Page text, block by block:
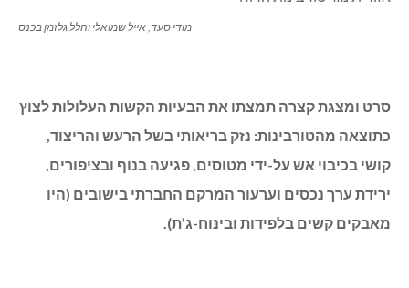
מודי סעד, אייל שמואלי והלל גלזמן בכנס
סרט ומצגת קצרה תמצתו את הבעיות הקשות העלולות לצוץ
כתוצאה מהטורבינות: נזק בריאותי בשל הרעש והריצוד,
קושי בכיבוי אש על-ידי מטוסים, פגיעה בנוף ובציפורים,
ירידת ערך נכסים וערעור המרקם החברתי בישובים (היו
מאבקים קשים בלפידות ובינוח-ג’ת).